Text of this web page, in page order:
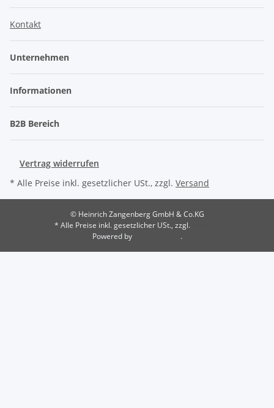
Kontakt
Unternehmen
Informationen
B2B Bereich
Vertrag widerrufen
* Alle Preise inkl. gesetzlicher USt., zzgl. Versand
© Heinrich Zangenberg GmbH & Co.KG
* Alle Preise inkl. gesetzlicher USt., zzgl.
Powered by
.